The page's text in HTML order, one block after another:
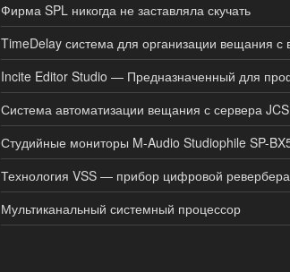
Фирма SPL никогда не заставляла скучать
TimeDelay система для организации вещания
Incite Editor Studio — Предназначенный для
Система автоматизации вещания с сервера
Студийные мониторы M-Audio Studiophile SP-
Технология VSS — прибор цифровой
Мультиканальный системный процессор